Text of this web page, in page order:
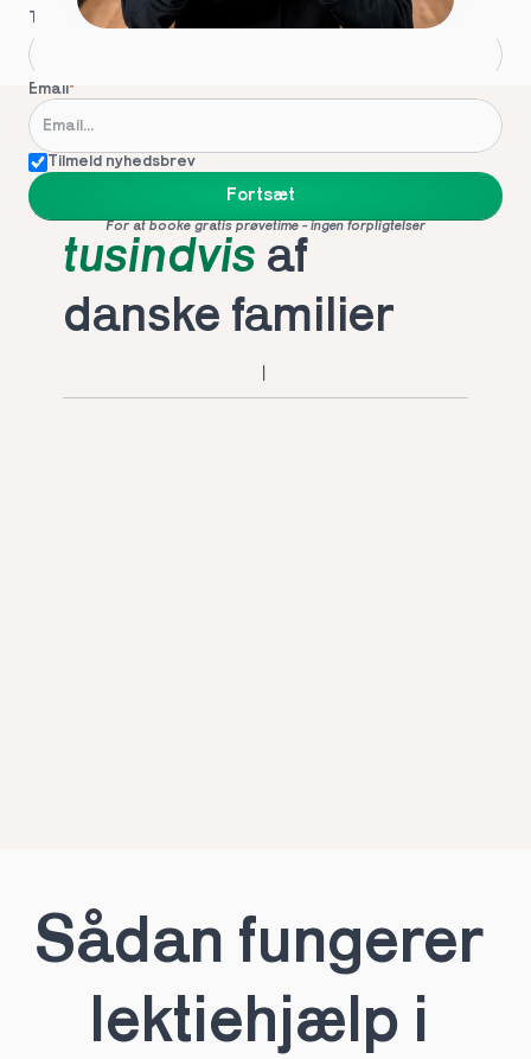
Telefon*
Email*
Tilmeld nyhedsbrev
Fortsæt
For at booke gratis prøvetime - ingen forpligtelser
tusindvis af
danske familier
Sådan fungerer
lektiehjælp i